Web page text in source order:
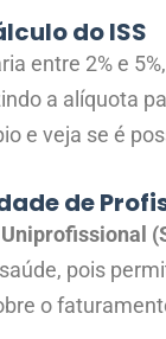
do ISS
entre 2% e
a alíquota
e veja se é
de
pois
o